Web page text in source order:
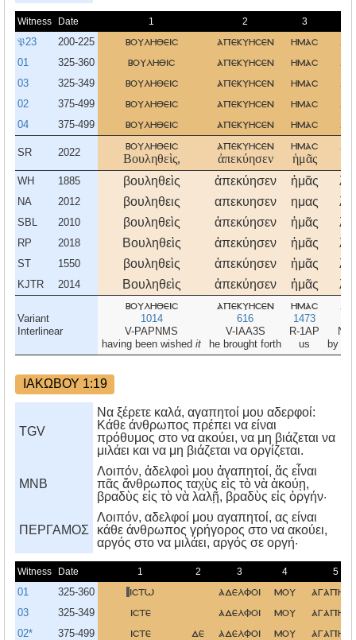
Witness Date 1 2 3
𝔓23 200-225 βουληθεισ απεκυησεν ημασ
01 325-360 βουληθισ απεκυησεν ημασ
03 325-349 βουληθεισ απεκυησεν ημασ
02 375-499 βουληθεισ απεκυησεν ημασ
04 375-499 βουληθεισ απεκυησεν ημασ
SR 2022
βουληθεισ
Βουληθεὶς,
απεκυησεν
ἀπεκύησεν
ημασ
ἡμᾶς
WH 1885 βουληθεὶς ἀπεκύησεν ἡμᾶς
NA 2012 βουληθεις απεκυησεν ημας
SBL 2010 βουληθεὶς ἀπεκύησεν ἡμᾶς
RP 2018 Βουληθεὶς ἀπεκύησεν ἡμᾶς
ST 1550 βουληθεὶς ἀπεκύησεν ἡμᾶς
KJTR 2014 Βουληθεὶς ἀπεκύησεν ἡμᾶς
Variant
Interlinear
βουληθεισ
1014
V-PAPNMS
having been wished it
απεκυησεν
616
V-IAA3S
he brought forth
ημασ
1473
R-1AP
us
N-
by
ΙΑΚΩΒΟΥ 1:19
TGV
Να ξέρετε καλά, αγαπητοί μου αδερφοί:
Κάθε άνθρωπος πρέπει να είναι
πρόθυμος στο να ακούει, να μη βιάζεται να
μιλάει και να μη βιάζεται να οργίζεται.
MNB
Λοιπόν, ἀδελφοὶ μου ἀγαπητοί, ἄς εἶναι
πᾶς ἄνθρωπος ταχὺς εἰς τὸ νὰ ἀκούῃ,
βραδὺς εἰς τὸ νὰ λαλῇ, βραδὺς εἰς ὀργήν·
ΠΕΡΓΑΜΟΣ
Λοιπόν, αδελφοί μου αγαπητοί, ας είναι
κάθε άνθρωπος γρήγορος στο να ακούει,
αργός στο να μιλάει, αργός σε οργή·
Witness Date 1 2 3 4 5
01 325-360 ιστω αδελφοι μου
03 325-349 ιστε αδελφοι μου
02* 375-499 ιστε δε αδελφοι μου